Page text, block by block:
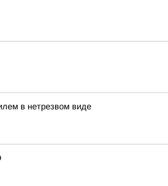
в нетрезвом виде